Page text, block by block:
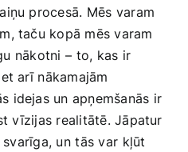
procesā. ⁣Mēs varam
taču kopā mēs varam
⁣nākotni⁣ – to,⁢ kas ‍ir
arī⁢ nākamajām
idejas un apņemšanās ir
vīzijas realitātē. Jāpatur
un⁣ tās var⁤ kļūt